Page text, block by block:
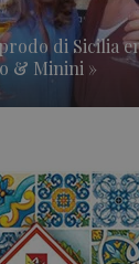
di Sicilia
& Minini »